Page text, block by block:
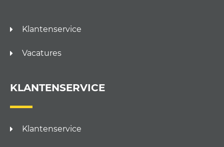
Klantenservice
Vacatures
KLANTENSERVICE
Klantenservice